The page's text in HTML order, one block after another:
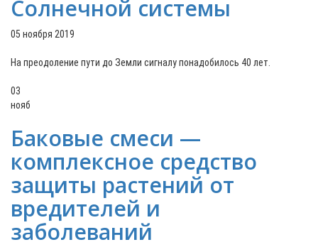
Солнечной системы
05 ноября 2019
На преодоление пути до Земли сигналу понадобилось 40 лет.
03
нояб
Баковые смеси —
комплексное средство
защиты растений от
вредителей и
заболеваний